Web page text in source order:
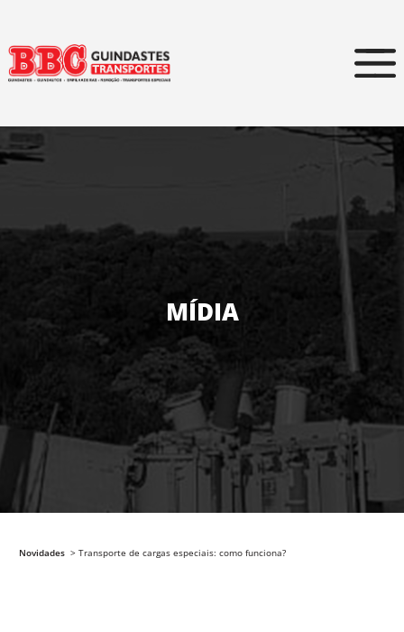
MÍDIA
Novidades > Transporte de cargas especiais: como funciona?